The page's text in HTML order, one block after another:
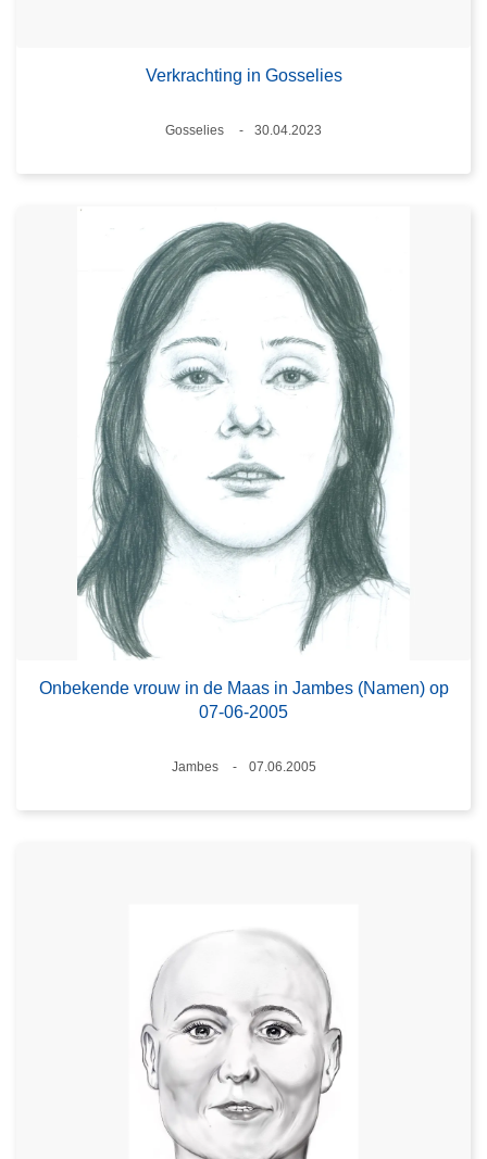
Verkrachting in Gosselies
Plaats
Gosselies
30.04.2023
Onbekende vrouw in de Maas in Jambes (Namen) op
07-06-2005
Plaats
Jambes
07.06.2005